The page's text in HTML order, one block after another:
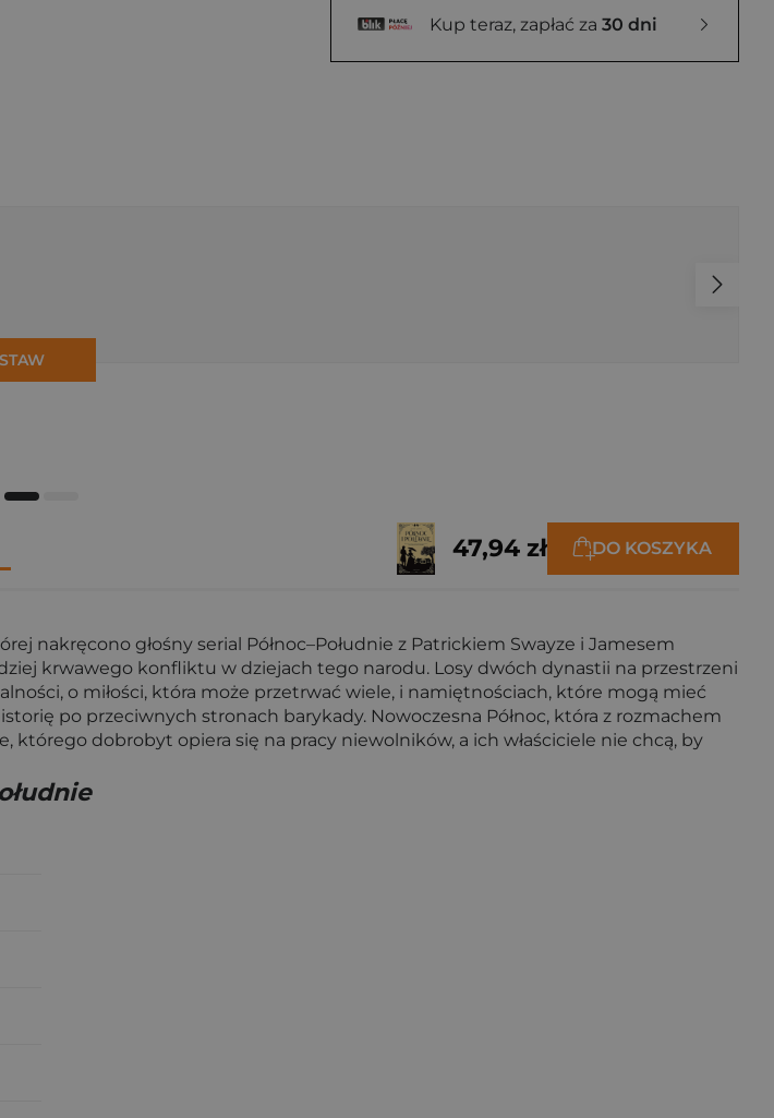
Kup teraz, zapłać za 30 dni
47,94 zł DO KOSZYKA
nakręcono głośny serial Północ–Południe z Patrickiem Swayze i Jamesem
krwawego konfliktu w dziejach tego narodu. Losy dwóch dynastii na przestrzeni
o miłości, która może przetrwać wiele, i namiętnościach, które mogą mieć
po przeciwnych stronach barykady. Nowoczesna Północ, która z rozmachem
którego dobrobyt opiera się na pracy niewolników, a ich właściciele nie chcą, by